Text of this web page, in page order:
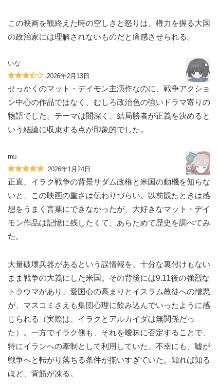
この映画を観終えた時の空しさと怒りは、権力を握る大国
の政治家には理解されないものだと痛感させられる。
いな
2026年2月13日
せっかくのマット・デイモン主演作なのに、戦争アクショ
ン中心の作品ではなく、むしろ政治色の強いドラマ寄りの
物語でした。テーマは闇深く、結局勝者が正義を決めると
いう結論に収束する点が印象的でした。
mu
2026年1月24日
正直、イラク戦争の背景サダム政権と米国の動機を知らな
いと、この映画の重さは伝わりづらい。以前観たときは感
想をうまく言葉にできなかったが、大好きなマット・デイ
モン作品は記憶に残したくて、あらためて歴史を調べてみ
た。
大量破壊兵器があるという誤情報を、十分な裏付けもない
まま戦争の大義にした米国。その背後には9.11後の強烈な
トラウマがあり、愛国心の高まりとイスラム教徒への憎悪
が、マスコミさえも集団心理に飲み込んでいったように感
じられる（実際は、イラクとアルカイダは無関係だっ
た）。一方でイラク側も、それを曖昧に否定することで、
特にイランへの牽制として利用していた。不幸にも、嘘が
戦争へと転がり落ちる条件が揃いすぎていた。知れば知る
ほど、背筋が凍る。